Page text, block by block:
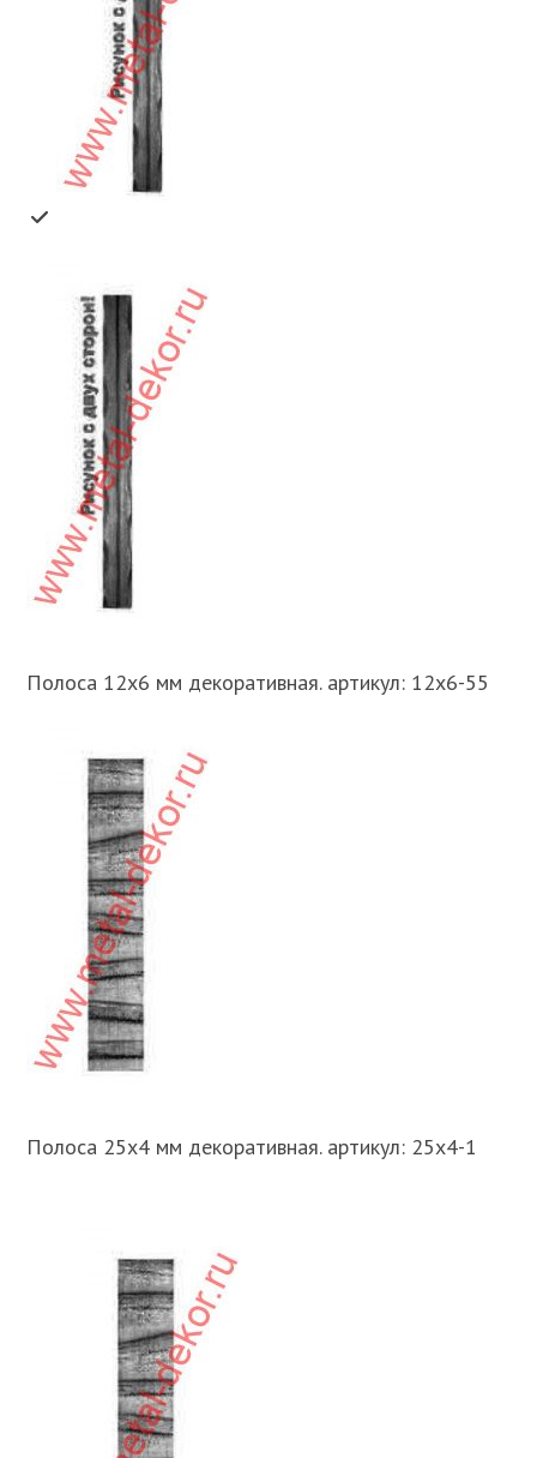
Полоса 12х6 мм декоративная. артикул: 12х6-55
Полоса 25х4 мм декоративная. артикул: 25х4-1